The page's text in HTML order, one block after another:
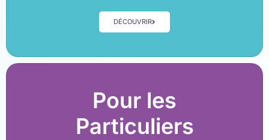
DÉCOUVRIR
Pour les
Particuliers